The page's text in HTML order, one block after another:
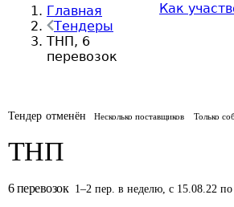
Главная
Тендеры
ТНП, 6
перевозок
Как
Тендер отменён Несколько поставщиков Только
ТНП
6 перевозок 1–2 пер. в неделю,с 15.08.22